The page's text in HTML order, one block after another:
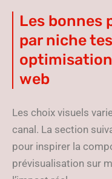
Les bonnes
par niche
web
Les choix visuels
canal. La section
pour inspirer la
prévisualisation sur